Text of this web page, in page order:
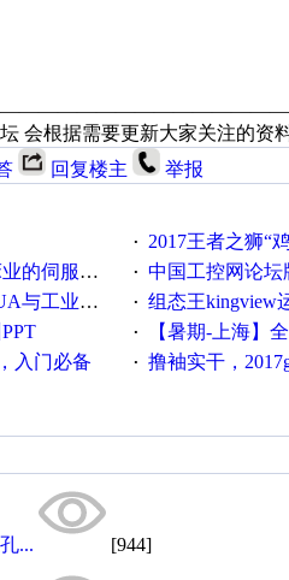
会根据需要更新大家关注的资
回复楼主 举报
· 2017王者之狮“鸡”情签到
的期望是什么？ · 中国工控网论坛版
培训班通知！ · 组态王kingview
· 【暑期-上海】全国工业
入门必备 · 撸袖实干，2017gongkong®第
... [944]